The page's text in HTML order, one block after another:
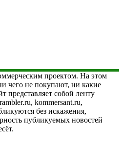
проектом. На этом
чего не покупают, ни какие
представляет собой ленту
kommersant.ru,
без искажения,
публикуемых новостей